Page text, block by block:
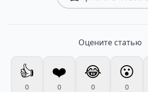
Оцените статью
👍
0
❤️
0
😂
0
😮
0